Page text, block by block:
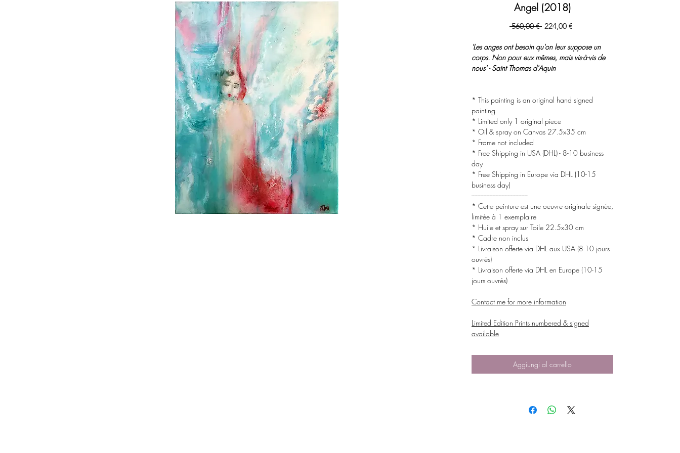
Angel (2018)
560,00 € Prezzo
224,00 €
'Les anges ont besoin qu'on leur suppose un
corps. Non pour eux mêmes, mais vis-à-vis de
nous' - Saint Thomas d'Aquin
* This painting is an original hand signed
painting
* Limited only 1 original piece
* Oil & spray on Canvas 27.5x35 cm
* Frame not included
* Free Shipping in USA (DHL) - 8-10 business
day
* Free Shipping in Europe via DHL (10-15
business day)
-------------------------------------
* Cette peinture est une oeuvre originale signée,
limitée à 1 exemplaire
* Huile et spray sur Toile 22.5x30 cm
* Cadre non inclus
* Livraison offerte via DHL aux USA (8-10 jours
ouvrés)
* Livraison offerte via DHL en Europe (10-15
jours ouvrés)
Contact me for more information
Limited Edition Prints numbered & signed
available
Aggiungi al carrello